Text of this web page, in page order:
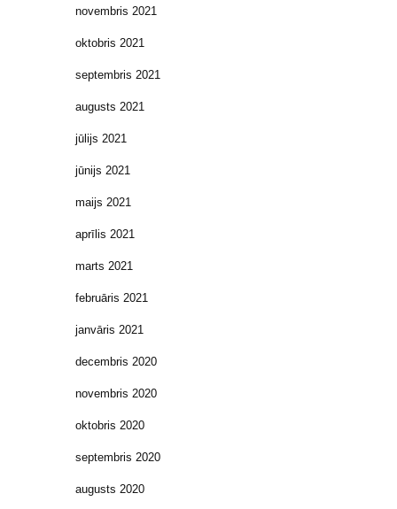
novembris 2021
oktobris 2021
septembris 2021
augusts 2021
jūlijs 2021
jūnijs 2021
maijs 2021
aprīlis 2021
marts 2021
februāris 2021
janvāris 2021
decembris 2020
novembris 2020
oktobris 2020
septembris 2020
augusts 2020